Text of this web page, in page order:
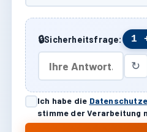
🔒Sicherheitsfrage: 1
↻
Ich habe die
stimme der Verarbeitung